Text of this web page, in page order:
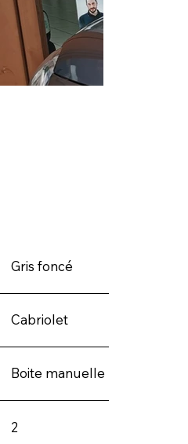
Gris foncé
Cabriolet
Boite manuelle
2